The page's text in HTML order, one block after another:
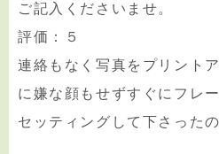
ご記入くださいませ。
評価：５
連絡もなく写真をプリント
に嫌な顔もせずすぐにフレ
セッティングして下さった